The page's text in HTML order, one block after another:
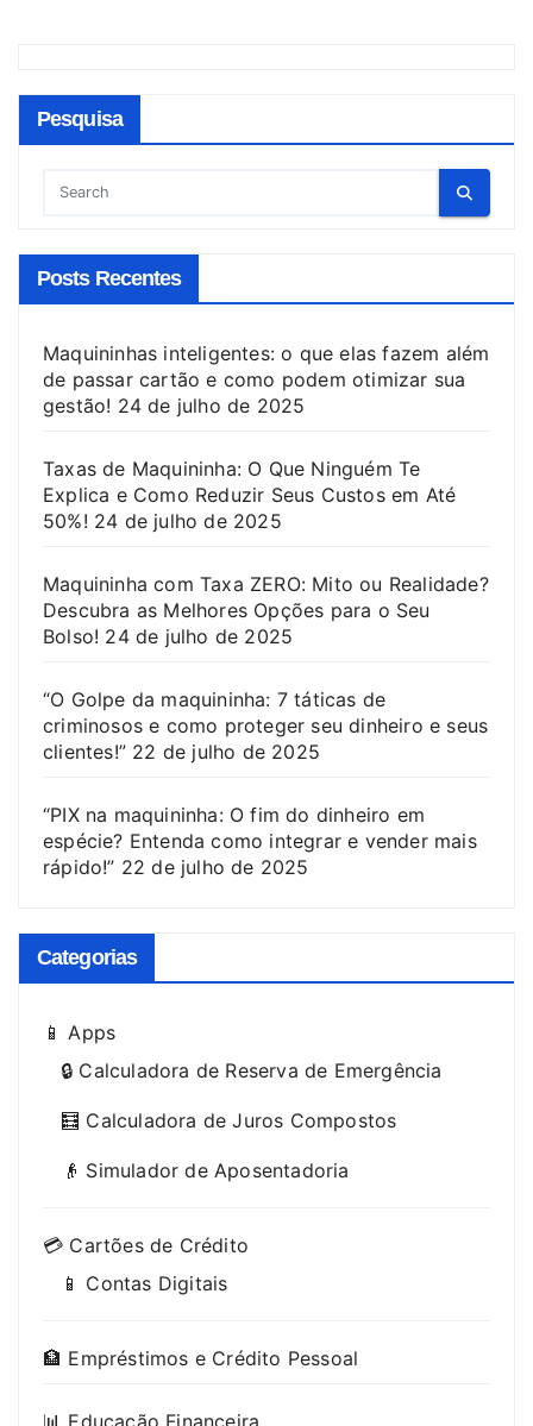
Pesquisa
Posts Recentes
Maquininhas inteligentes: o que elas fazem além
de passar cartão e como podem otimizar sua
gestão! 24 de julho de 2025
Taxas de Maquininha: O Que Ninguém Te
Explica e Como Reduzir Seus Custos em Até
50%! 24 de julho de 2025
Maquininha com Taxa ZERO: Mito ou Realidade?
Descubra as Melhores Opções para o Seu
Bolso! 24 de julho de 2025
“O Golpe da maquininha: 7 táticas de
criminosos e como proteger seu dinheiro e seus
clientes!” 22 de julho de 2025
“PIX na maquininha: O fim do dinheiro em
espécie? Entenda como integrar e vender mais
rápido!” 22 de julho de 2025
Categorias
📱 Apps
🔒 Calculadora de Reserva de Emergência
🧮 Calculadora de Juros Compostos
👴 Simulador de Aposentadoria
💳 Cartões de Crédito
📱 Contas Digitais
🏦 Empréstimos e Crédito Pessoal